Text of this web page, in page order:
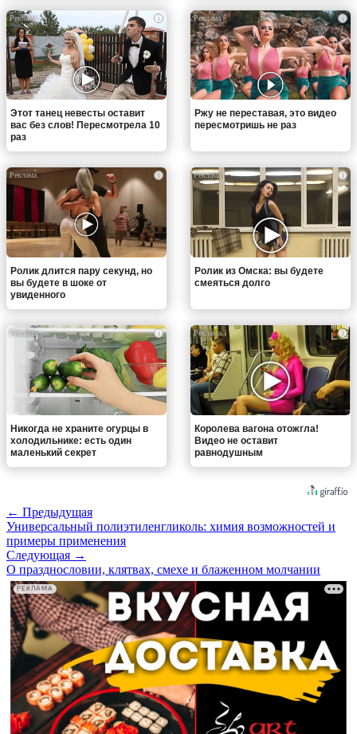
i
Этот танец невесты оставит
вас без слов! Пересмотрела 10
раз
i
Ржу не переставая, это видео
пересмотришь не раз
i
Ролик длится пару секунд, но
вы будете в шоке от
увиденного
i
Ролик из Омска: вы будете
смеяться долго
i
Никогда не храните огурцы в
холодильнике: есть один
маленький секрет
i
Королева вагона отожгла!
Видео не оставит
равнодушным
← Предыдущая
Универсальный полиэтиленгликоль: химия возможностей и
примеры применения
Следующая →
О празднословии, клятвах, смехе и блаженном молчании
РЕКЛАМА